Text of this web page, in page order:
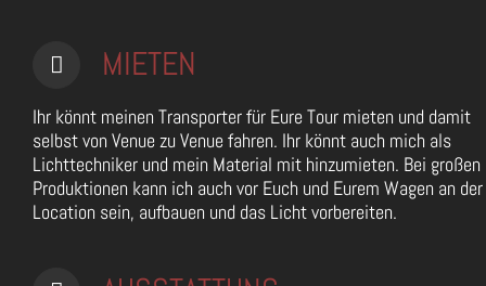
MIETEN
Ihr könnt meinen Transporter für Eure Tour mieten und damit
selbst von Venue zu Venue fahren. Ihr könnt auch mich als
Lichttechniker und mein Material mit hinzumieten. Bei großen
Produktionen kann ich auch vor Euch und Eurem Wagen an der
Location sein, aufbauen und das Licht vorbereiten.